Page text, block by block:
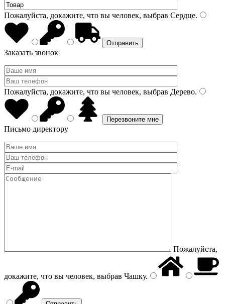
Пожалуйста, докажите, что вы человек, выбрав Сердце.
Заказать звонок
Пожалуйста, докажите, что вы человек, выбрав Дерево.
Письмо директору
Пожалуйста,
докажите, что вы человек, выбрав Чашку.